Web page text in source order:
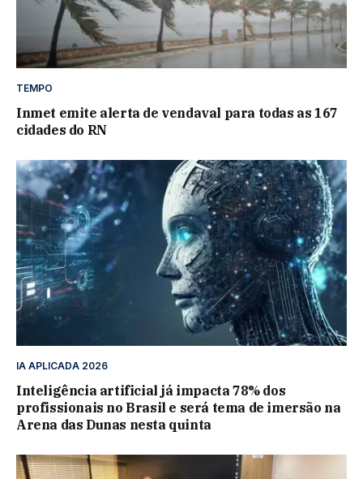
TEMPO
Inmet emite alerta de vendaval para todas as 167
cidades do RN
IA APLICADA 2026
Inteligência artificial já impacta 78% dos
profissionais no Brasil e será tema de imersão na
Arena das Dunas nesta quinta